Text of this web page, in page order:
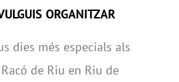
ORGANITZAR
dies més especials als
de Riu en Riu de